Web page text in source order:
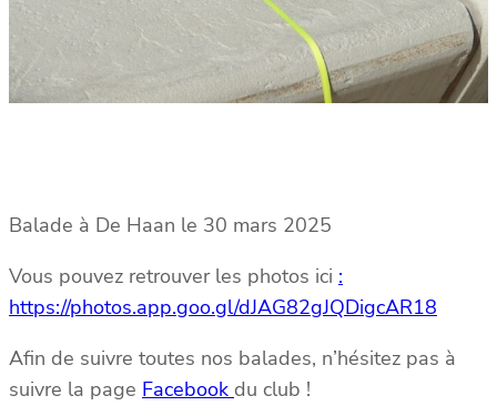
Balade à De Haan le 30 mars 2025
Vous pouvez retrouver les photos ici :
https://photos.app.goo.gl/dJAG82gJQDigcAR18
Afin de suivre toutes nos balades, n’hésitez pas à
suivre la page Facebook du club !